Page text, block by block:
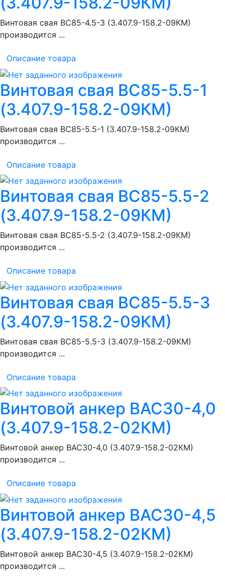
Винтовая свая ВС85-4.5-3 (3.407.9-158.2-09КМ)
производится ...
Описание товара
Винтовая свая ВС85-5.5-1
(3.407.9-158.2-09КМ)
Винтовая свая ВС85-5.5-1 (3.407.9-158.2-09КМ)
производится ...
Описание товара
Винтовая свая ВС85-5.5-2
(3.407.9-158.2-09КМ)
Винтовая свая ВС85-5.5-2 (3.407.9-158.2-09КМ)
производится ...
Описание товара
Винтовая свая ВС85-5.5-3
(3.407.9-158.2-09КМ)
Винтовая свая ВС85-5.5-3 (3.407.9-158.2-09КМ)
производится ...
Описание товара
Винтовой анкер ВАС30-4,0
(3.407.9-158.2-02КМ)
Винтовой анкер ВАС30-4,0 (3.407.9-158.2-02КМ)
производится ...
Описание товара
Винтовой анкер ВАС30-4,5
(3.407.9-158.2-02КМ)
Винтовой анкер ВАС30-4,5 (3.407.9-158.2-02КМ)
производится ...